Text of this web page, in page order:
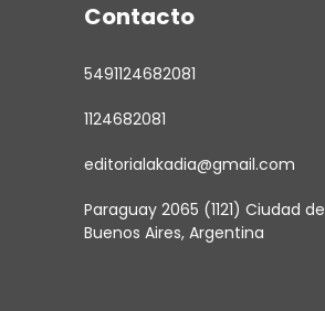
Contacto
5491124682081
1124682081
editorialakadia@gmail.com
Paraguay 2065 (1121) Ciudad de
Buenos Aires, Argentina